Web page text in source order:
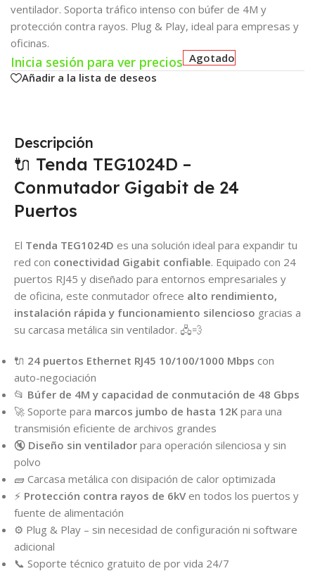
ventilador. Soporta tráfico intenso con búfer de 4M y
protección contra rayos. Plug & Play, ideal para empresas y
oficinas.
Inicia sesión para ver precios Agotado
Añadir a la lista de deseos
Descripción
🔌 Tenda TEG1024D –
Conmutador Gigabit de 24
Puertos
El Tenda TEG1024D es una solución ideal para expandir tu
red con conectividad Gigabit confiable. Equipado con 24
puertos RJ45 y diseñado para entornos empresariales y
de oficina, este conmutador ofrece alto rendimiento,
instalación rápida y funcionamiento silencioso gracias a
su carcasa metálica sin ventilador. 🖧💨
🔌 24 puertos Ethernet RJ45 10/100/1000 Mbps con
auto-negociación
📂 Búfer de 4M y capacidad de conmutación de 48 Gbps
🚀 Soporte para marcos jumbo de hasta 12K para una
transmisión eficiente de archivos grandes
🔇 Diseño sin ventilador para operación silenciosa y sin
polvo
🧱 Carcasa metálica con disipación de calor optimizada
⚡ Protección contra rayos de 6kV en todos los puertos y
fuente de alimentación
⚙️ Plug & Play – sin necesidad de configuración ni software
adicional
📞 Soporte técnico gratuito de por vida 24/7